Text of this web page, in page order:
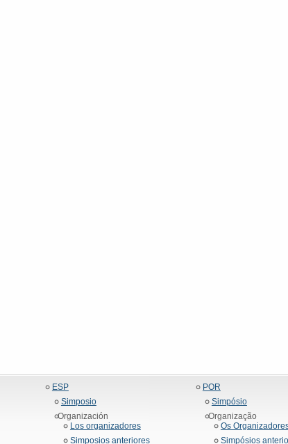
ESP
Simposio
Organización
Los organizadores
Simposios anteriores
POR
Simpósio
Organização
Os
Simpósios